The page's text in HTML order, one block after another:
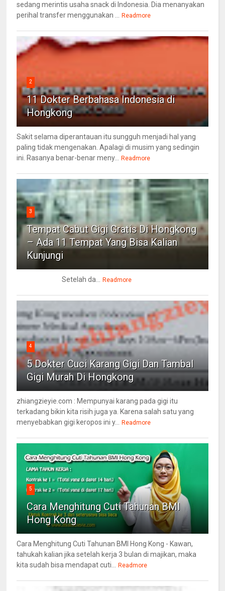
sedang merintis usaha snack di Indonesia. Dia menanyakan
perihal transfer menggunakan ... Readmore
2
11 Dokter Berbahasa Indonesia di
Hongkong
Sakit selama diperantauan itu sungguh menjadi hal yang
paling tidak mengenakan. Apalagi di musim yang sedingin
ini. Rasanya benar-benar meny... Readmore
3
Tempat Cabut Gigi Gratis Di Hongkong
– Ada 11 Tempat Yang Bisa Kalian
Kunjungi
Setelah da... Readmore
4
5 Dokter Cuci Karang Gigi Dan Tambal
Gigi Murah Di Hongkong
zhiangzieyie.com : Mempunyai karang pada gigi itu
terkadang bikin kita risih juga ya. Karena salah satu yang
menyebabkan gigi keropos ini y... Readmore
5
Cara Menghitung Cuti Tahunan BMI
Hong Kong
Cara Menghitung Cuti Tahunan BMI Hong Kong - Kawan,
tahukah kalian jika setelah kerja 3 bulan di majikan, maka
kita sudah bisa mendapat cuti... Readmore